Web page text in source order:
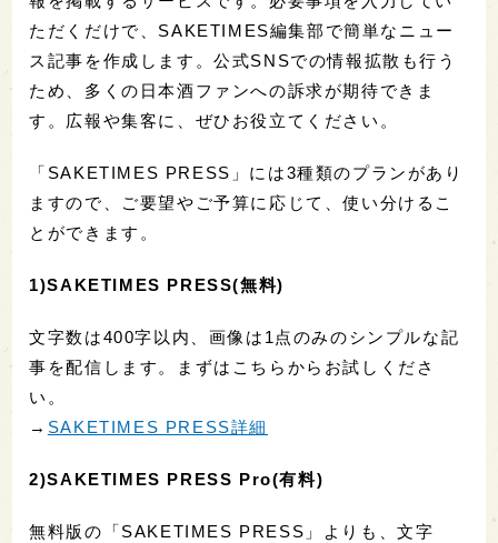
ただくだけで、SAKETIMES編集部で簡単なニュー
ス記事を作成します。公式SNSでの情報拡散も行う
ため、多くの日本酒ファンへの訴求が期待できま
す。広報や集客に、ぜひお役立てください。
「SAKETIMES PRESS」には3種類のプランがあり
ますので、ご要望やご予算に応じて、使い分けるこ
とができます。
1)SAKETIMES PRESS(無料)
文字数は400字以内、画像は1点のみのシンプルな記
事を配信します。まずはこちらからお試しくださ
い。
→ SAKETIMES PRESS詳細
2)SAKETIMES PRESS Pro(有料)
無料版の「SAKETIMES PRESS」よりも、文字